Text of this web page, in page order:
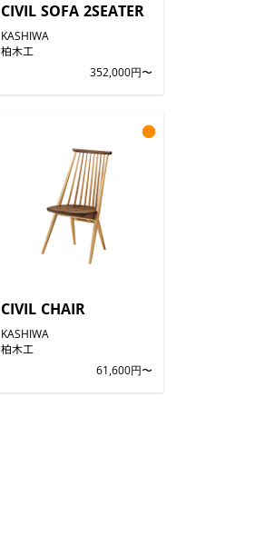
CIVIL SOFA 2SEATER
KASHIWA
柏木工
352,000円〜
CIVIL CHAIR
KASHIWA
柏木工
61,600円〜
●